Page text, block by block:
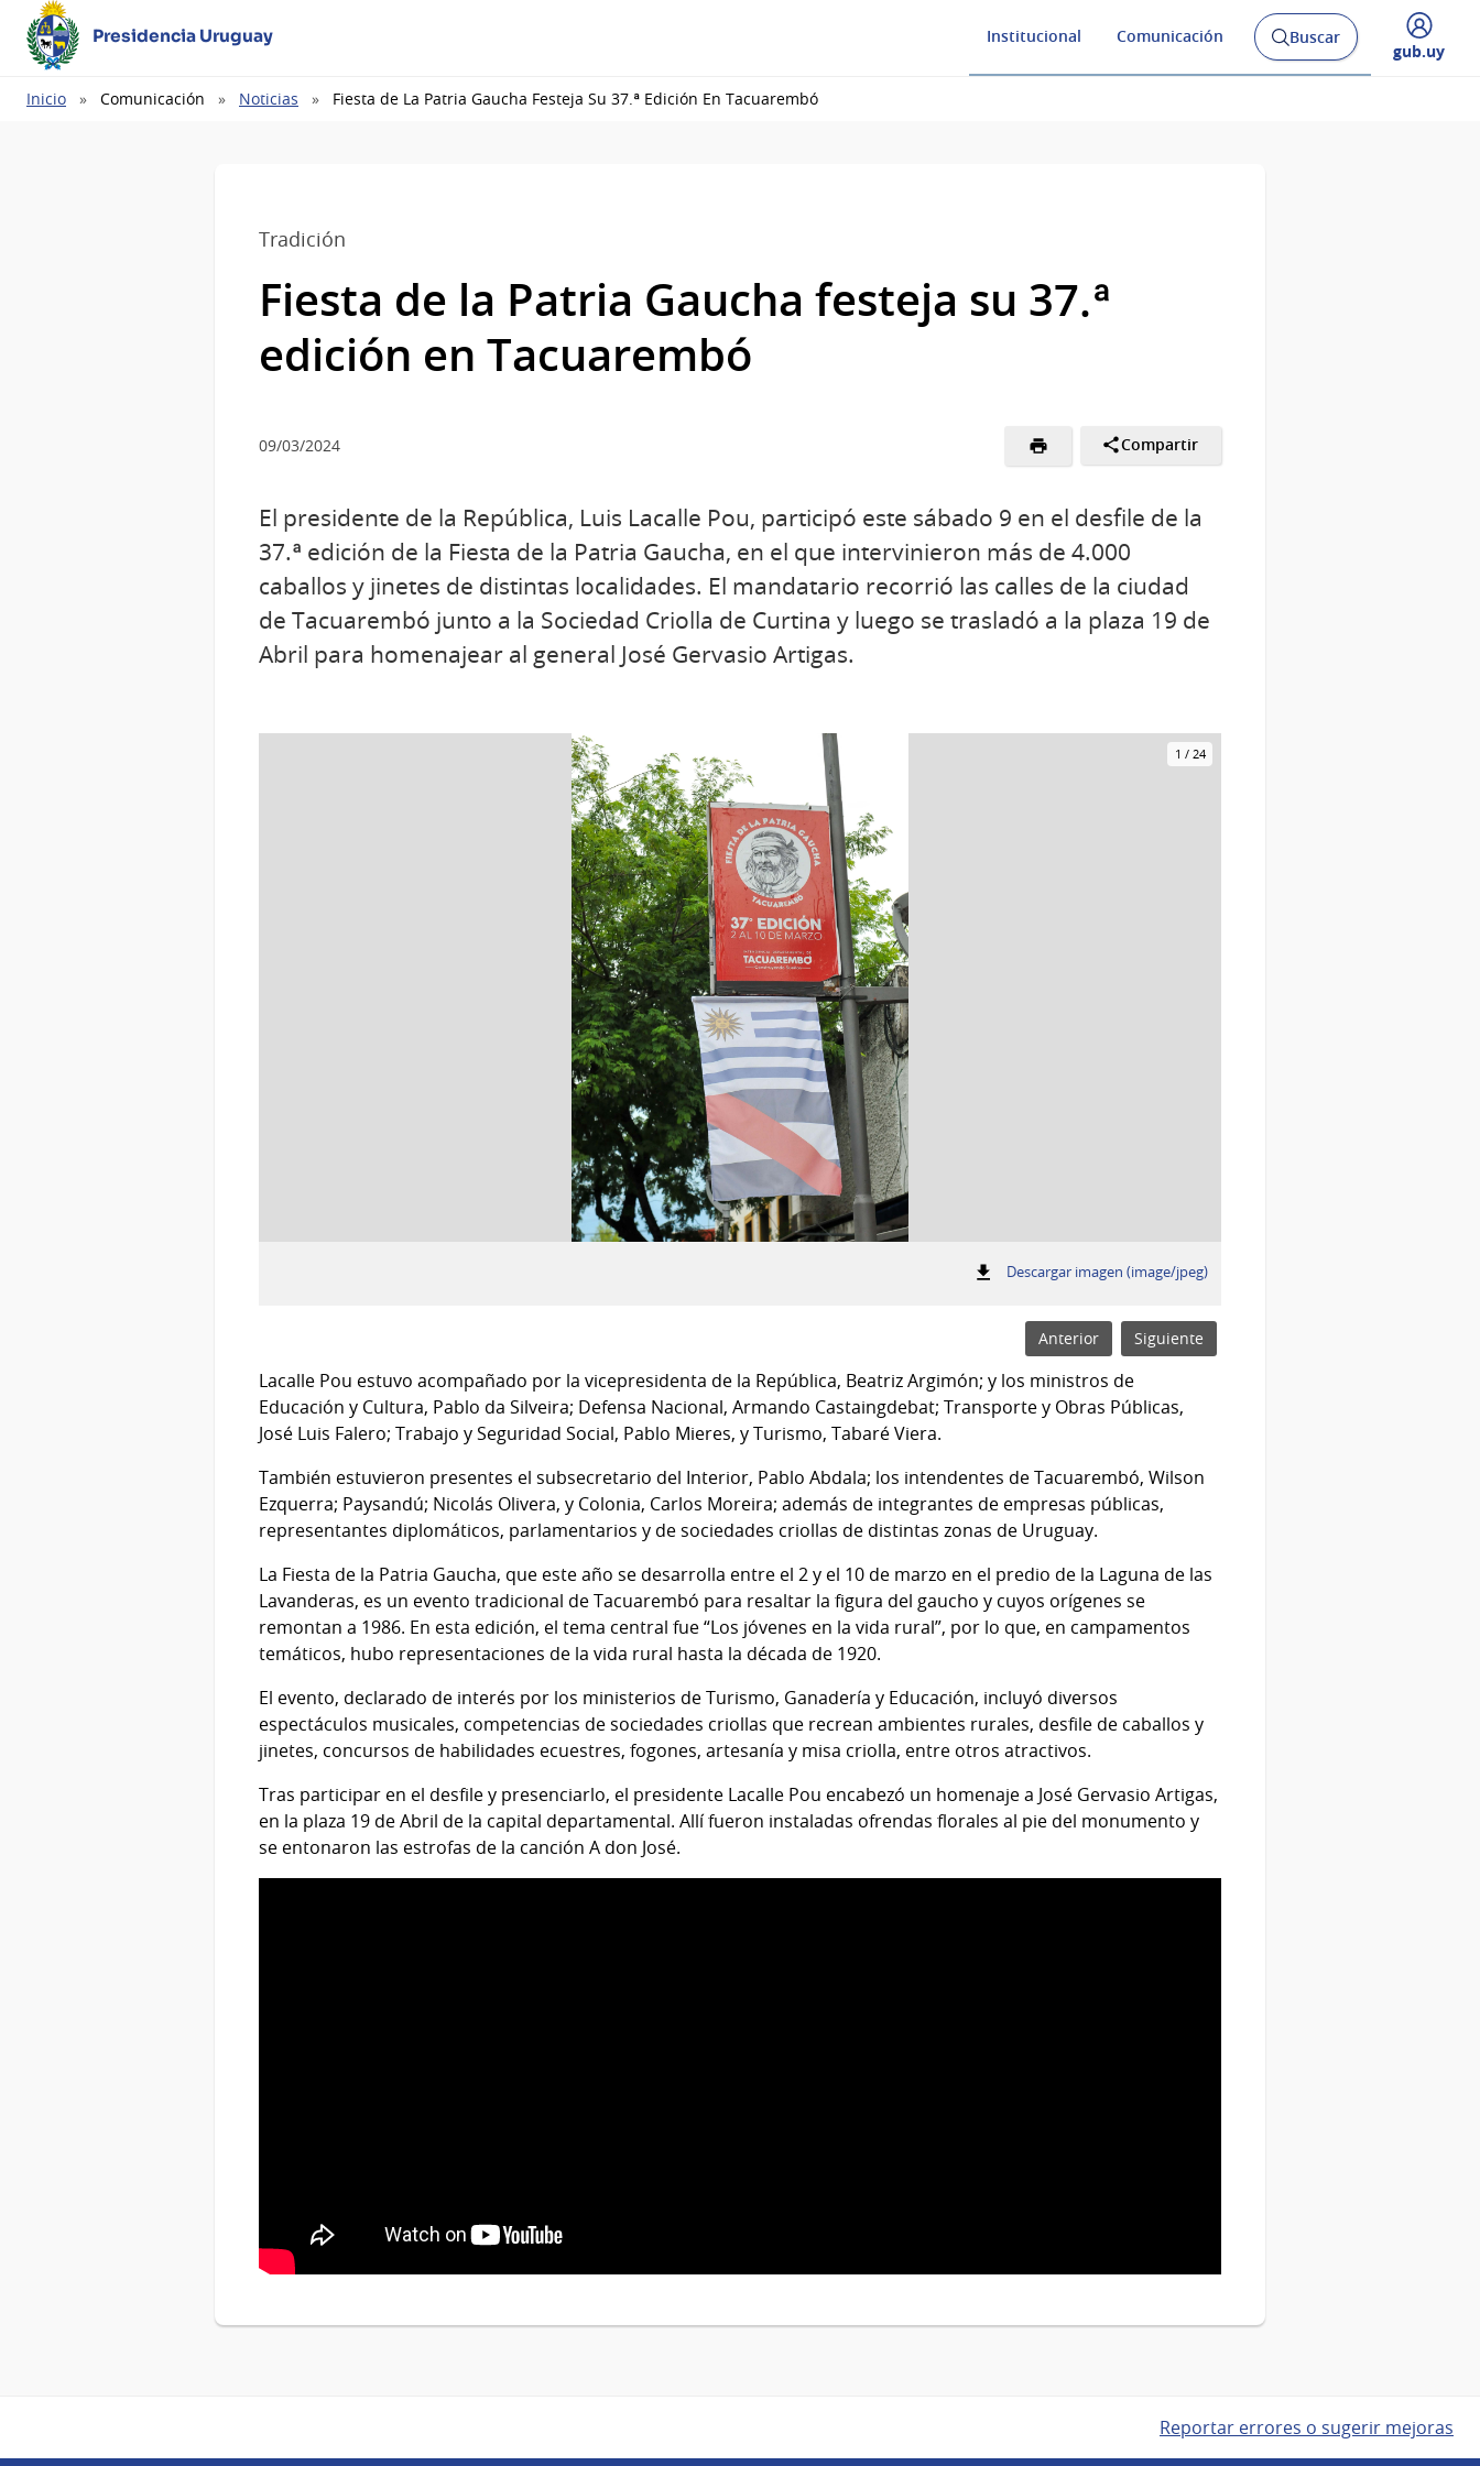
Presidencia Uruguay Institucional Comunicación
Abrir
buscador
Buscar
Desplegar
gub.uy
Ruta
Inicio Comunicación Noticias Fiesta de La Patria Gaucha Festeja Su 37.ª Edición En Tacuarembó
Tradición
Fiesta de la Patria Gaucha festeja su 37.ª
edición en Tacuarembó
09/03/2024 Compartir
El presidente de la República, Luis Lacalle Pou, participó este sábado 9 en el desfile de la
37.ª edición de la Fiesta de la Patria Gaucha, en el que intervinieron más de 4.000
caballos y jinetes de distintas localidades. El mandatario recorrió las calles de la ciudad
de Tacuarembó junto a la Sociedad Criolla de Curtina y luego se trasladó a la plaza 19 de
Abril para homenajear al general José Gervasio Artigas.
1 / 24
Descargar imagen (image/jpeg):
Anterior Siguiente
Lacalle Pou estuvo acompañado por la vicepresidenta de la República, Beatriz Argimón; y los ministros de
Educación y Cultura, Pablo da Silveira; Defensa Nacional, Armando Castaingdebat; Transporte y Obras Públicas,
José Luis Falero; Trabajo y Seguridad Social, Pablo Mieres, y Turismo, Tabaré Viera.
También estuvieron presentes el subsecretario del Interior, Pablo Abdala; los intendentes de Tacuarembó, Wilson
Ezquerra; Paysandú; Nicolás Olivera, y Colonia, Carlos Moreira; además de integrantes de empresas públicas,
representantes diplomáticos, parlamentarios y de sociedades criollas de distintas zonas de Uruguay.
La Fiesta de la Patria Gaucha, que este año se desarrolla entre el 2 y el 10 de marzo en el predio de la Laguna de las
Lavanderas, es un evento tradicional de Tacuarembó para resaltar la figura del gaucho y cuyos orígenes se
remontan a 1986. En esta edición, el tema central fue “Los jóvenes en la vida rural”, por lo que, en campamentos
temáticos, hubo representaciones de la vida rural hasta la década de 1920.
El evento, declarado de interés por los ministerios de Turismo, Ganadería y Educación, incluyó diversos
espectáculos musicales, competencias de sociedades criollas que recrean ambientes rurales, desfile de caballos y
jinetes, concursos de habilidades ecuestres, fogones, artesanía y misa criolla, entre otros atractivos.
Tras participar en el desfile y presenciarlo, el presidente Lacalle Pou encabezó un homenaje a José Gervasio Artigas,
en la plaza 19 de Abril de la capital departamental. Allí fueron instaladas ofrendas florales al pie del monumento y
se entonaron las estrofas de la canción A don José.
Reportar errores o sugerir mejoras